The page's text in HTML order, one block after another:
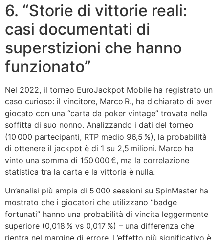
6. “Storie di vittorie reali:
casi documentati di
superstizioni che hanno
funzionato”
Nel 2022, il torneo EuroJackpot Mobile ha registrato un
caso curioso: il vincitore, Marco R., ha dichiarato di aver
giocato con una “carta da poker vintage” trovata nella
soffitta di suo nonno. Analizzando i dati del torneo
(10 000 partecipanti, RTP medio 96,5 %), la probabilità
di ottenere il jackpot è di 1 su 2,5 milioni. Marco ha
vinto una somma di 150 000 €, ma la correlazione
statistica tra la carta e la vittoria è nulla.
Un’analisi più ampia di 5 000 sessioni su SpinMaster ha
mostrato che i giocatori che utilizzano “badge
fortunati” hanno una probabilità di vincita leggermente
superiore (0,018 % vs 0,017 %) – una differenza che
rientra nel margine di errore. L’effetto più significativo è